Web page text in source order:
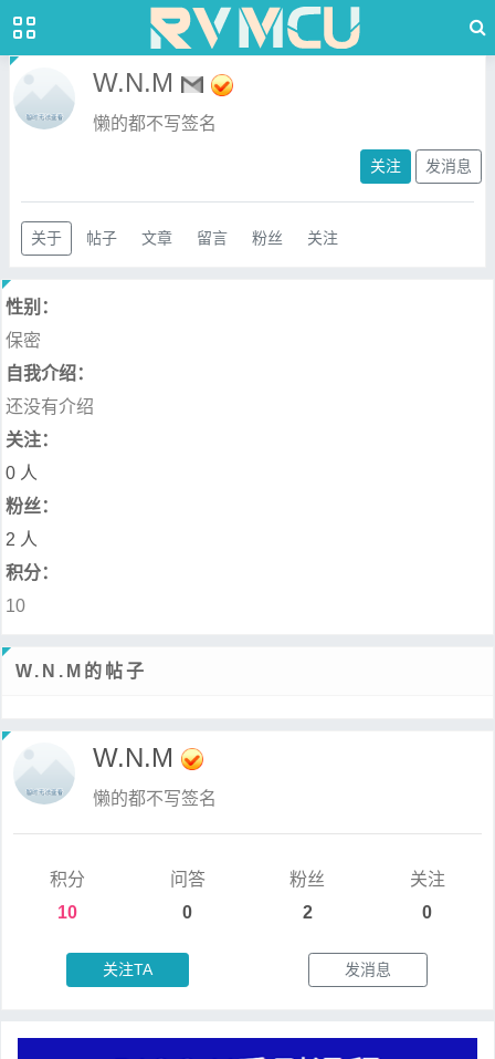
W.N.M
懒的都不写签名
关注 发消息
关于 帖子 文章 留言 粉丝 关注
性别：
保密
自我介绍：
还没有介绍
关注：
0 人
粉丝：
2 人
积分：
10
W.N.M的帖子
W.N.M
懒的都不写签名
积分
10
问答
0
粉丝
2
关注
0
关注TA 发消息